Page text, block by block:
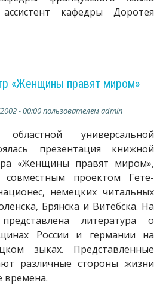
кафедры Доротея
«Женщины правят миром»
- 00:00пользователемadmin
универсальной
презентация книжной
«Женщины правят миром»,
совместным проектом Гете-
немецких читальных
Брянска и Витебска. На
литература о
России и германии на
зыках. Представленные
различные стороны жизни